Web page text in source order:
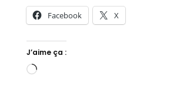
Facebook X
J’aime ça :
Chargement…